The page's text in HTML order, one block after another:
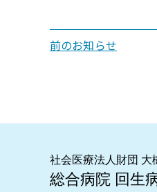
前のお知らせ